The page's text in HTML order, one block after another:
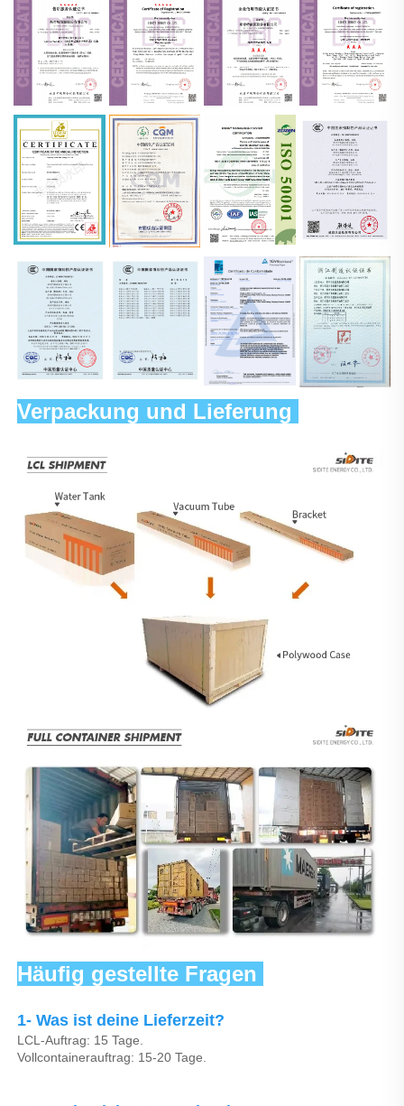
Verpackung und Lieferung
Häufig gestellte Fragen
1- Was ist deine Lieferzeit?
LCL-Auftrag: 15 Tage.
Vollcontainerauftrag: 15-20 Tage.